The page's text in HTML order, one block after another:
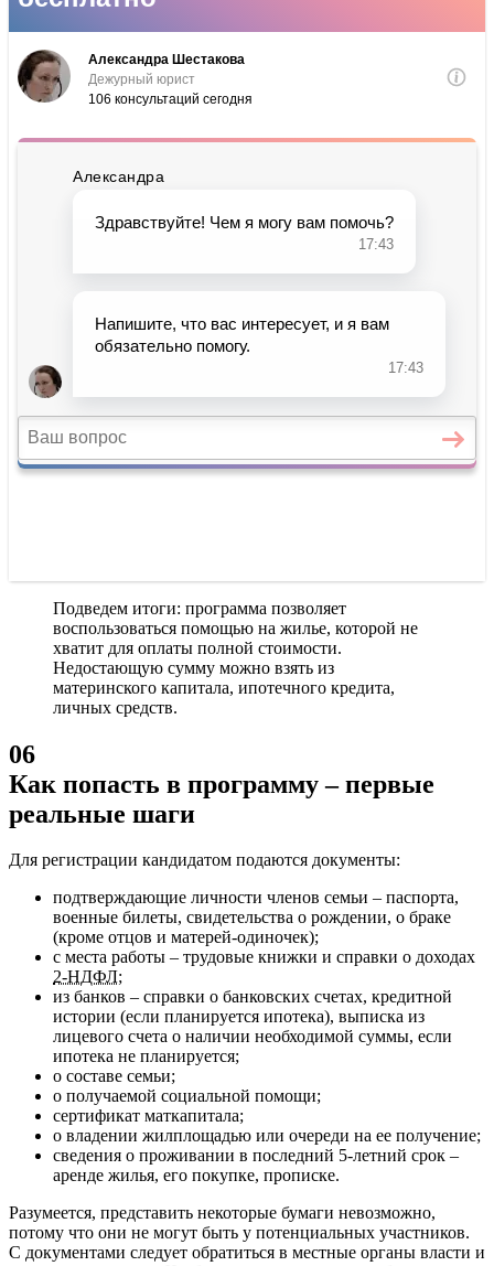
Подведем итоги: программа позволяет
воспользоваться помощью на жилье, которой не
хватит для оплаты полной стоимости.
Недостающую сумму можно взять из
материнского капитала, ипотечного кредита,
личных средств.
06
Как попасть в программу – первые
реальные шаги
Для регистрации кандидатом подаются документы:
подтверждающие личности членов семьи – паспорта,
военные билеты, свидетельства о рождении, о браке
(кроме отцов и матерей-одиночек);
с места работы – трудовые книжки и справки о доходах
2-НДФЛ;
из банков – справки о банковских счетах, кредитной
истории (если планируется ипотека), выписка из
лицевого счета о наличии необходимой суммы, если
ипотека не планируется;
о составе семьи;
о получаемой социальной помощи;
сертификат маткапитала;
о владении жилплощадью или очереди на ее получение;
сведения о проживании в последний 5-летний срок –
аренде жилья, его покупке, прописке.
Разумеется, представить некоторые бумаги невозможно,
потому что они не могут быть у потенциальных участников.
С документами следует обратиться в местные органы власти и